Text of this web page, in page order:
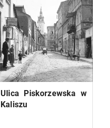
Ulica Piskorzewska w
Kaliszu